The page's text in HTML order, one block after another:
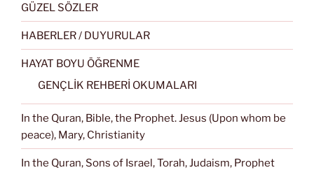
GÜZEL SÖZLER
HABERLER / DUYURULAR
HAYAT BOYU ÖĞRENME
GENÇLİK REHBERİ OKUMALARI
In the Quran, Bible, the Prophet. Jesus (Upon whom be
peace), Mary, Christianity
In the Quran, Sons of Israel, Torah, Judaism, Prophet